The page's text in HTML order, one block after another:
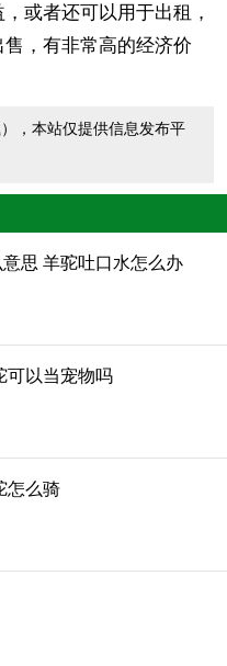
或者还可以用于出租，
，有非常高的经济价
，本站仅提供信息发布平
思 羊驼吐口水怎么办
可以当宠物吗
怎么骑